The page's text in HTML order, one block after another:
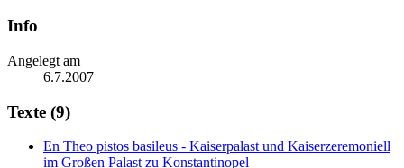
Info
Angelegt am
6.7.2007
Texte (9)
En Theo pistos basileus - Kaiserpalast und Kaiserzeremoniell
im Großen Palast zu Konstantinopel